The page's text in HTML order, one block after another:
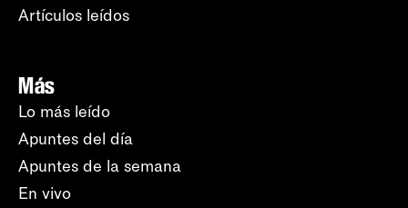
Artículos leídos
Más
Lo más leído
Apuntes del día
Apuntes de la semana
En vivo